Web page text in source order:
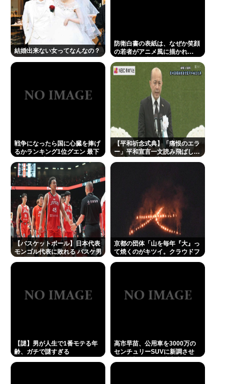
結婚出来ない女ってなんなの？
防衛白書の表紙は、なぜか笑顔
の若者がアニメ風に描かれ…
感に戸惑いの声
戦争になったら国に心臓を捧げ
るかランキング1位グエン 最下
【平和祈念式典】「痛恨のエラ
ー」平和宣言一文読み飛ばし…
【バスケットボール】日本代表
モンゴル代表に敗れる バスケ男
京都の団体「山を毎年『大』っ
て焼くのがキツイ。クラウドフ
【謎】男が人生で1番モテる年
齢、ガチで謎すぎる
高市早苗、公用車を3000万の
センチュリーSUVに新調させ